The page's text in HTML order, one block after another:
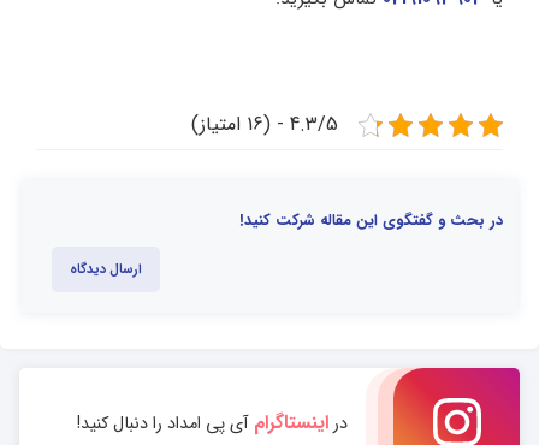
4.3/5 - (16 امتیاز)
در بحث و گفتگوی این مقاله شرکت کنید!
ارسال دیدگاه
دراینستاگرامآی پی امداد را دنبال کنید!